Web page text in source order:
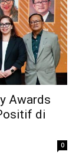
Awards
di
0